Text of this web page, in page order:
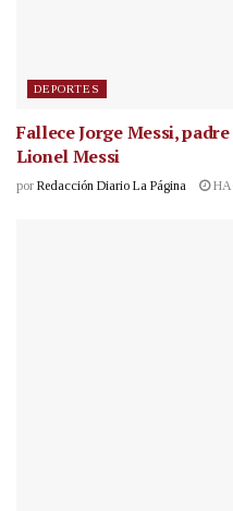
DEPORTES
Fallece Jorge Messi,
Lionel Messi
por Redacción Diario La Página